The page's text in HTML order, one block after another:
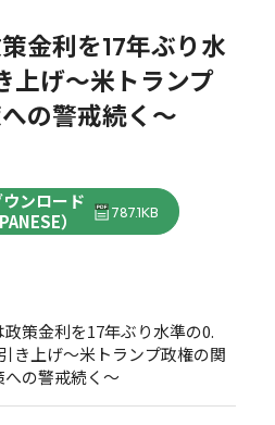
金利を17年ぶり水
上げ～米トランプ
の警戒続く～
ンロード
）
787.1KB
政策金利を17年ぶり水準の0.
き上げ～米トランプ政権の関
への警戒続く～